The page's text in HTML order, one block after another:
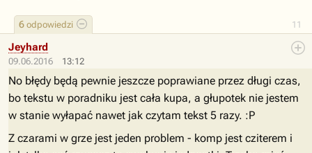
11
6 odpowiedzi
09.06.2016 13:12
Jeyhard
No błędy będą pewnie jeszcze poprawiane przez długi czas,
bo tekstu w poradniku jest cała kupa, a głupotek nie jestem
w stanie wyłapać nawet jak czytam tekst 5 razy. :P
Z czarami w grze jest jeden problem - komp jest cziterem i